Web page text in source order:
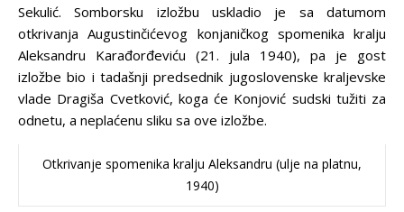
Sekulić. Somborsku izložbu uskladio je sa datumom
otkrivanja Augustinčićevog konjaničkog spomenika kralju
Aleksandru Karađorđeviću (21. jula 1940), pa je gost
izložbe bio i tadašnji predsednik jugoslovenske kraljevske
vlade Dragiša Cvetković, koga će Konjović sudski tužiti za
odnetu, a neplaćenu sliku sa ove izložbe.
Otkrivanje spomenika kralju Aleksandru (ulje na platnu,
1940)